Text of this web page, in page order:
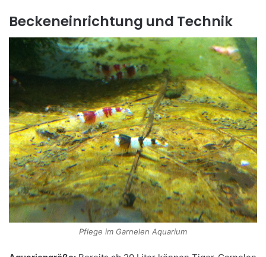
Beckeneinrichtung und Technik
Pflege im Garnelen Aquarium